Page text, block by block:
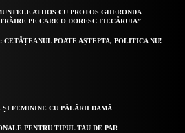
ATHOS CU PROTOS GHERONDA
PE CARE O DORESC FIECĂRUIA”
POATE AȘTEPTA, POLITICA NU!
FEMININE CU PĂLĂRII DAMĂ
PENTRU TIPUL TAU DE PAR